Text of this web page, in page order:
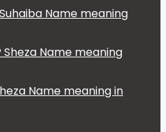
Suhaiba Name meaning
Sheza Name meaning in